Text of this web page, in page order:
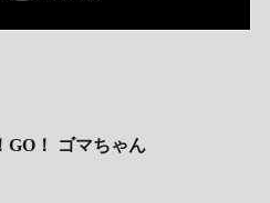
GO！ ゴマちゃん